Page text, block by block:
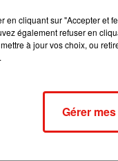
en cliquant sur "Accepter et
également refuser en
à jour vos choix, ou
Gérer